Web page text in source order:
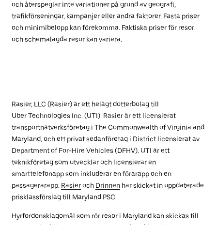
och återspeglar inte variationer på grund av geografi,
trafikförseningar, kampanjer eller andra faktorer. Fasta priser
och minimibelopp kan förekomma. Faktiska priser för resor
och schemalagda resor kan variera.
Rasier, LLC (Rasier) är ett helägt dotterbolag till
Uber Technologies Inc. (UTI). Rasier är ett licensierat
transportnätverksföretag i The Commonwealth of Virginia and
Maryland, och ett privat sedanföretag i District licensierat av
Department of For-Hire Vehicles (DFHV). UTI är ett
teknikföretag som utvecklar och licensierar en
smarttelefonapp som inkluderar en förarapp och en
passagerarapp. Rasieroch Drinnen har skickat in uppdaterade
prisklassförslag till Maryland PSC.
Hyrfordonsklagomål som rör resor i Maryland kan skickas till